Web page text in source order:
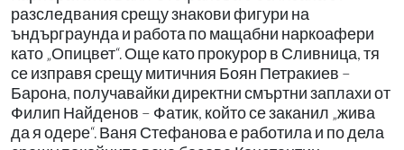
разследвания срещу знакови фигури на
ъндърграунда и работа по мащабни наркоафери
като „Опицвет“. Още като прокурор в Сливница, тя
се изправя срещу митичния Боян Петракиев –
Барона, получавайки директни смъртни заплахи от
Филип Найденов – Фатик, който се заканил „жива
да я одере“. Ваня Стефанова е работила и по дела